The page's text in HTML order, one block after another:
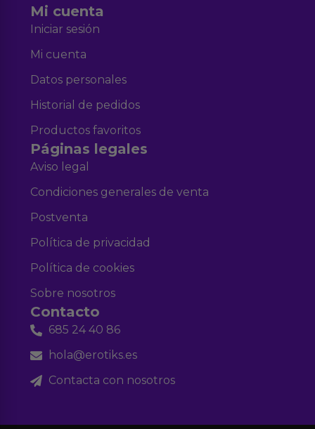
Mi cuenta
Iniciar sesión
Mi cuenta
Datos personales
Historial de pedidos
Productos favoritos
Páginas legales
Aviso legal
Condiciones generales de venta
Postventa
Política de privacidad
Política de cookies
Sobre nosotros
Contacto
685 24 40 86
hola@erotiks.es
Contacta con nosotros